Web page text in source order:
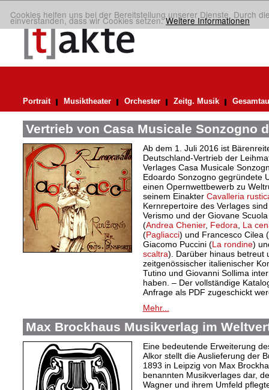
Cookies helfen uns bei der Bereitstellung unserer Dienste. Durch
einverstanden, dass wir Cookies setzen.Weitere Informationen
Portrait Musiktheater Orchester Zeitg. Musik
Vertrieb von Casa Musicale Sonzogno
Ab dem 1. Juli 2016 ist
Deutschland-Vertrieb der
Verlages Casa Musicale
Edoardo Sonzogno gegründete
einen Opernwettbewerb zu
seinem Einakter Cavalleria
Kernrepertoire des Verlages
Verismo und der Giovane
(Andrea Chenier, Fedora
La
(Pagliacci) und Francesco Cilea (
Giacomo Puccini (La rondine)
scaltra). Darüber hinaus betreut
zeitgenössischer italienischer
Tutino und Giovanni Sollima
haben. – Der vollständige
Anfrage als PDF zugeschickt
Mehr...
Max Brockhaus Musikverlag im
Eine bedeutende Erweiterung
Alkor stellt die Auslieferung der
1893 in Leipzig von Max
benannten Musikverlages dar,
Wagner und ihrem Umfeld